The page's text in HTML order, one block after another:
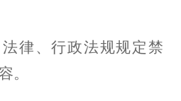
法律、行政法规规定禁
。